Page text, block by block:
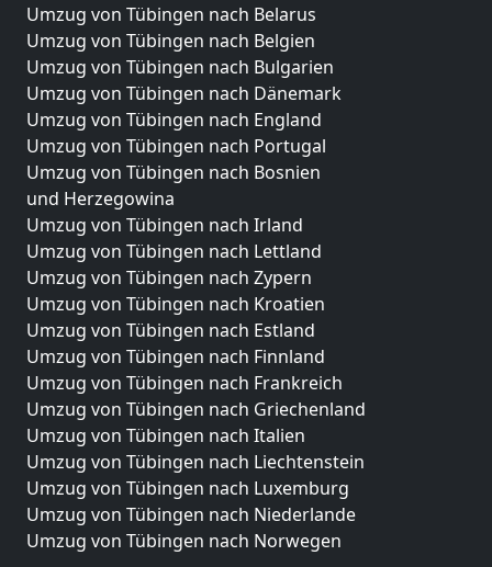
Umzug von Tübingen nach Belarus
Umzug von Tübingen nach Belgien
Umzug von Tübingen nach Bulgarien
Umzug von Tübingen nach Dänemark
Umzug von Tübingen nach England
Umzug von Tübingen nach Portugal
Umzug von Tübingen nach Bosnien
und Herzegowina
Umzug von Tübingen nach Irland
Umzug von Tübingen nach Lettland
Umzug von Tübingen nach Zypern
Umzug von Tübingen nach Kroatien
Umzug von Tübingen nach Estland
Umzug von Tübingen nach Finnland
Umzug von Tübingen nach Frankreich
Umzug von Tübingen nach Griechenland
Umzug von Tübingen nach Italien
Umzug von Tübingen nach Liechtenstein
Umzug von Tübingen nach Luxemburg
Umzug von Tübingen nach Niederlande
Umzug von Tübingen nach Norwegen